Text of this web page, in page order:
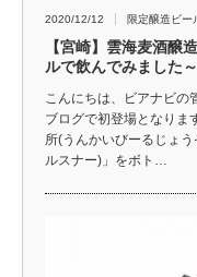
2020/12/12 限定醸造ビー
【宮崎】雲海麦酒醸
ルで飲んでみました～
こんにちは、ビアナビの
ブログで初登場となりま
所(うんかいびーるじょ
ルスナー)」をボト…